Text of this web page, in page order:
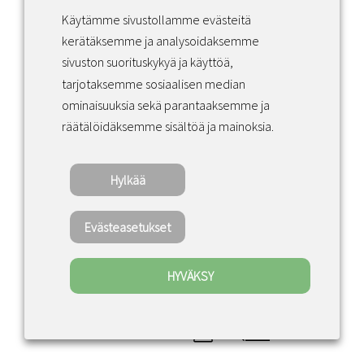
Facebook Instagram LinkedIn
Sopimusehdot
Copyright ©2022 · Valaisin Grönlund – All
Rights Reserved
Käytämme sivustollamme evästeitä
kerätäksemme ja analysoidaksemme
sivuston suorituskykyä ja käyttöä,
tarjotaksemme sosiaalisen median
ominaisuuksia sekä parantaaksemme ja
räätälöidäksemme sisältöä ja mainoksia.
Hylkää
Evästeasetukset
HYVÄKSY